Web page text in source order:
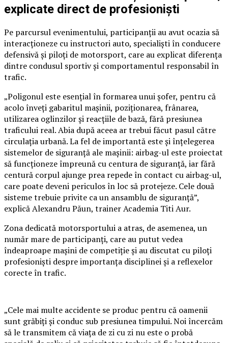
explicate direct de profesioniști
Pe parcursul evenimentului, participanții au avut ocazia să
interacționeze cu instructori auto, specialiști în conducere
defensivă și piloți de motorsport, care au explicat diferența
dintre condusul sportiv și comportamentul responsabil în
trafic.
„Poligonul este esențial în formarea unui șofer, pentru că
acolo înveți gabaritul mașinii, poziționarea, frânarea,
utilizarea oglinzilor și reacțiile de bază, fără presiunea
traficului real. Abia după aceea ar trebui făcut pasul către
circulația urbană. La fel de importantă este și înțelegerea
sistemelor de siguranță ale mașinii: airbag-ul este proiectat
să funcționeze împreună cu centura de siguranță, iar fără
centură corpul ajunge prea repede în contact cu airbag-ul,
care poate deveni periculos în loc să protejeze. Cele două
sisteme trebuie privite ca un ansamblu de siguranță”,
explică Alexandru Păun, trainer Academia Titi Aur.
Zona dedicată motorsportului a atras, de asemenea, un
număr mare de participanți, care au putut vedea
îndeaproape mașini de competiție și au discutat cu piloți
profesioniști despre importanța disciplinei și a reflexelor
corecte în trafic.
„Cele mai multe accidente se produc pentru că oamenii
sunt grăbiți și conduc sub presiunea timpului. Noi încercăm
să le transmitem că viața de zi cu zi nu este o probă